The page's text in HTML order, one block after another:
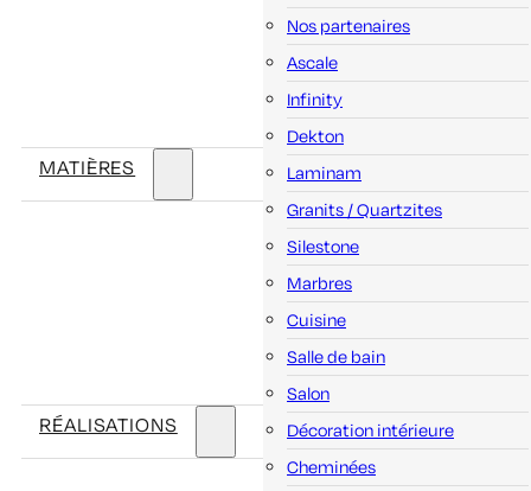
Nos partenaires
MATIÈRES
Ascale
Infinity
Dekton
Laminam
Granits / Quartzites
Silestone
Marbres
RÉALISATIONS
Cuisine
Salle de bain
Salon
Décoration intérieure
Cheminées